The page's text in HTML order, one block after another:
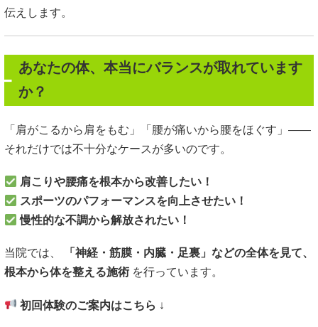
伝えします。
あなたの体、本当にバランスが取れています
か？
「肩がこるから肩をもむ」「腰が痛いから腰をほぐす」——
それだけでは不十分なケースが多いのです。
肩こりや腰痛を根本から改善したい！
スポーツのパフォーマンスを向上させたい！
慢性的な不調から解放されたい！
当院では、
「神経・筋膜・内臓・足裏」などの全体を見て、
根本から体を整える施術 を行っています。
初回体験のご案内はこちら ↓